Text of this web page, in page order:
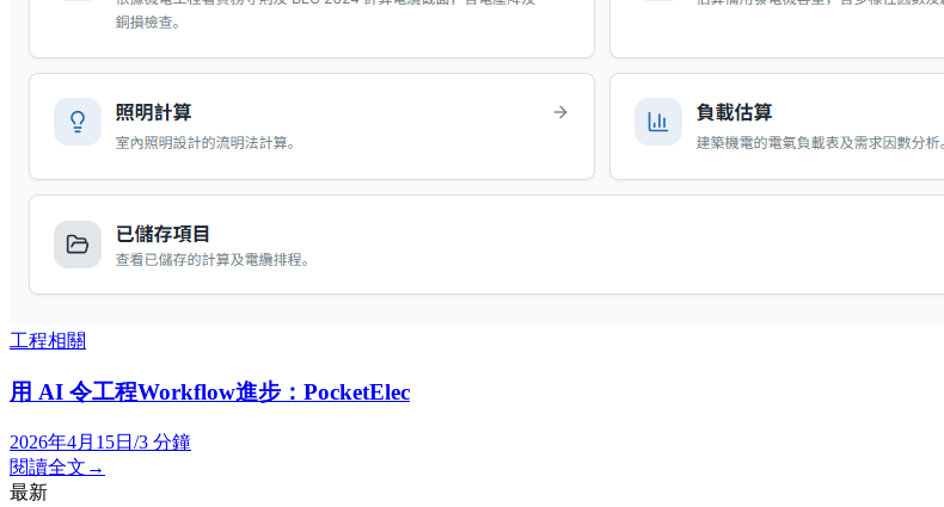
工程相關
用 AI 令工程Workflow進步：PocketElec
2026年4月15日 /3 分鐘
閱讀全文 →
最新